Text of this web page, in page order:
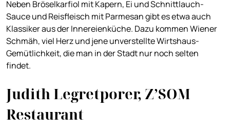
Neben Bröselkarfiol mit Kapern, Ei und Schnittlauch-
Sauce und Reisfleisch mit Parmesan gibt es etwa auch
Klassiker aus der Innereienküche. Dazu kommen Wiener
Schmäh, viel Herz und jene unverstellte Wirtshaus-
Gemütlichkeit, die man in der Stadt nur noch selten
findet.
Judith Legretporer, Z’SOM
Restaurant